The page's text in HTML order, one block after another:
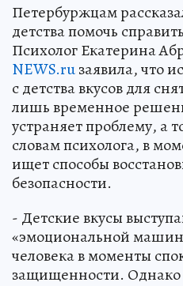
Петербуржцам
детства помочь
Психолог Екатерина
NEWS.ruзаявила, что
с детства вкусов для
лишь временное
устраняет проблему, а
словам психолога, в
ищет способы
безопасности.
- Детские вкусы
«эмоциональной
человека в моменты
защищенности. Однако